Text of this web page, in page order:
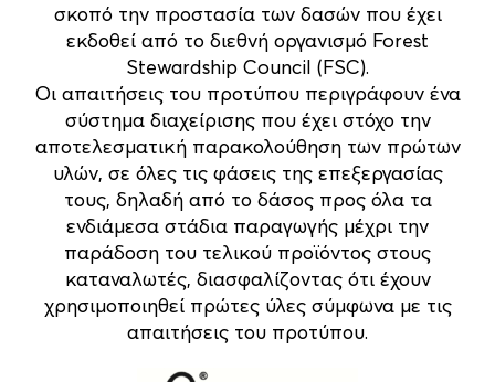
σκοπό την προστασία των δασών που έχει
εκδοθεί από το διεθνή οργανισμό Forest
Stewardship Council (FSC).
Οι απαιτήσεις του προτύπου περιγράφουν ένα
σύστημα διαχείρισης που έχει στόχο την
αποτελεσματική παρακολούθηση των πρώτων
υλών, σε όλες τις φάσεις της επεξεργασίας
τους, δηλαδή από το δάσος προς όλα τα
ενδιάμεσα στάδια παραγωγής μέχρι την
παράδοση του τελικού προϊόντος στους
καταναλωτές, διασφαλίζοντας ότι έχουν
χρησιμοποιηθεί πρώτες ύλες σύμφωνα με τις
απαιτήσεις του προτύπου.